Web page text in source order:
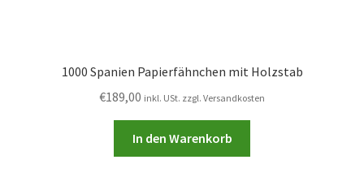
1000 Spanien Papierfähnchen mit Holzstab
€189,00 inkl. USt. zzgl. Versandkosten
In den Warenkorb